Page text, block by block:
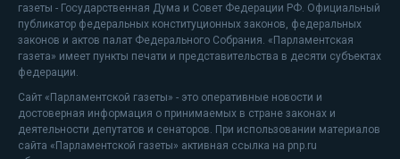
газеты - Государственная Дума и Совет Федерации РФ. Официальный
публикатор федеральных конституционных законов, федеральных
законов и актов палат Федерального Собрания. «Парламентская
газета» имеет пункты печати и представительства в десяти субъектах
федерации.
Сайт «Парламентской газеты» - это оперативные новости и
достоверная информация о принимаемых в стране законах и
деятельности депутатов и сенаторов. При использовании материалов
сайта «Парламентской газеты» активная ссылка на pnp.ru